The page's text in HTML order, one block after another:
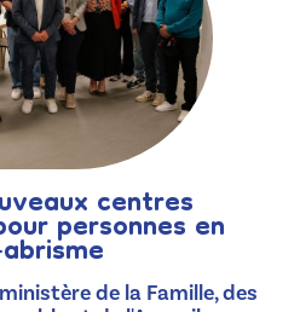
centres
personnes en
de la Famille, des